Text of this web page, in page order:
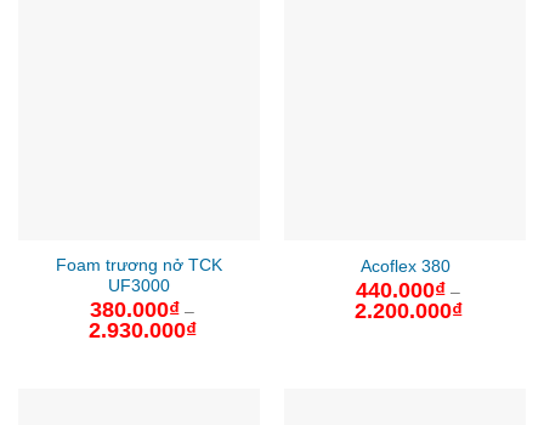
Foam trương nở TCK
UF3000
380.000₫ –
2.930.000₫Khoảng
Acoflex 380
440.000₫ –
2.200.000₫Khoảng